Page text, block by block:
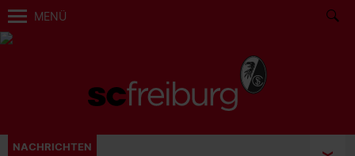
MENÜ
NACHRICHTEN